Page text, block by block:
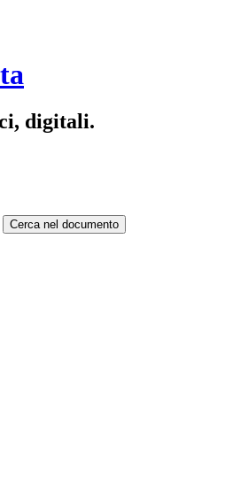
digitali.
Cerca nel documento